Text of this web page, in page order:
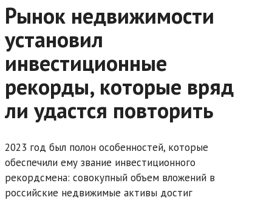
Рынок недвижимости
установил
инвестиционные
рекорды, которые вряд
ли удастся повторить
2023 год был полон особенностей, которые
обеспечили ему звание инвестиционного
рекордсмена: совокупный объем вложений в
российские недвижимые активы достиг